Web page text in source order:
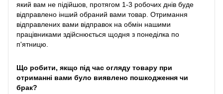
який вам не підійшов, протягом 1-3 робочих днів буде
відправлено інший обраний вами товар. Отримання
відправлених вами відправок на обмін нашими
працівниками здійснюється щодня з понеділка по
п'ятницю.
Що робити, якщо під час огляду товару при
отриманні вами було виявлено пошкодження чи
брак?